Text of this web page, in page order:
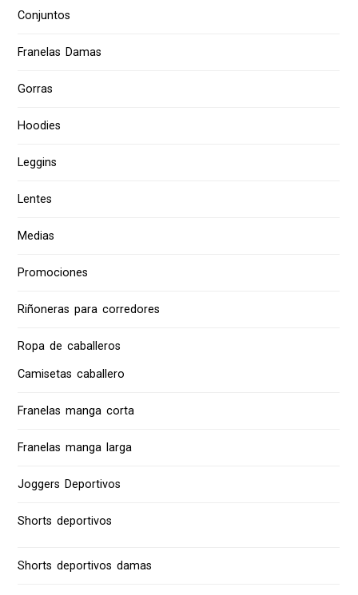
Conjuntos
Franelas Damas
Gorras
Hoodies
Leggins
Lentes
Medias
Promociones
Riñoneras para corredores
Ropa de caballeros
Camisetas caballero
Franelas manga corta
Franelas manga larga
Joggers Deportivos
Shorts deportivos
Shorts deportivos damas